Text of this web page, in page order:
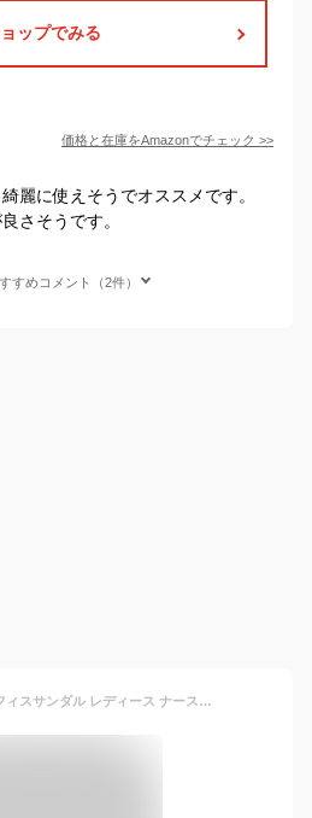
ップでみる
価格と在庫をAmazonでチェック >>
麗に使えそうでオススメです。
さそうです。
すめコメント（2件）
パンジー サンダル オフィスサンダル レディース ナースサンダル 黒 O脚 外反母趾 軽量 歩きやすい ぺたんこ Pansy 6830